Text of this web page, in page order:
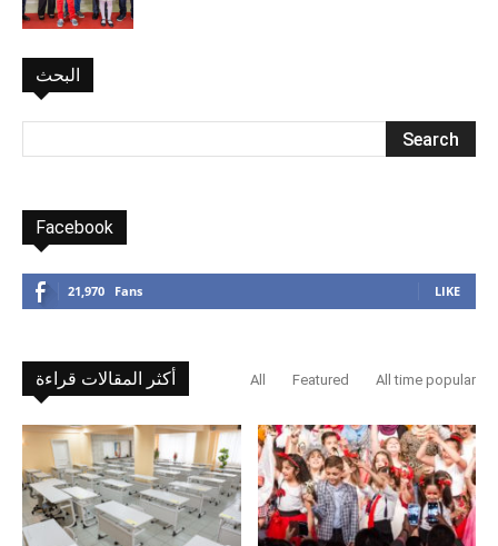
البحث
Facebook
21,970 Fans LIKE
أكثر المقالات قراءة All Featured All time popular